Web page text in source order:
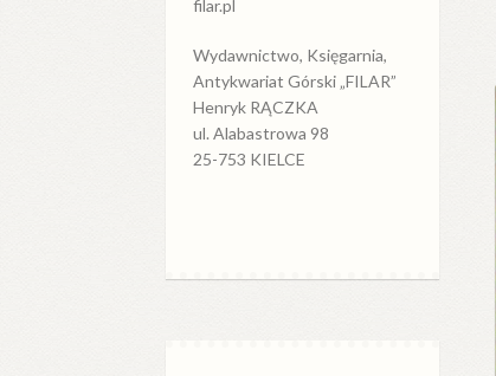
filar.pl
Wydawnictwo, Księgarnia,
Antykwariat Górski „FILAR”
Henryk RĄCZKA
ul. Alabastrowa 98
25-753 KIELCE